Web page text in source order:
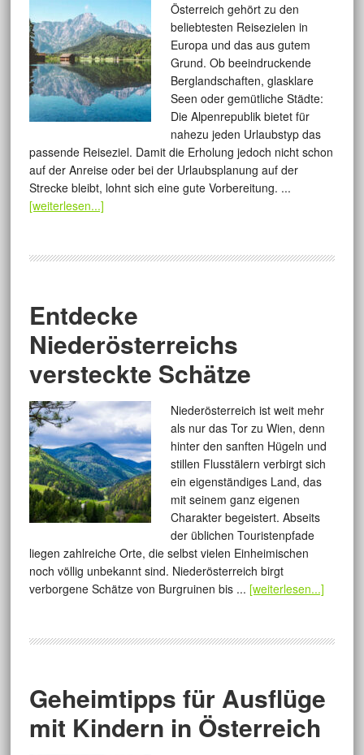
Österreich gehört zu den
beliebtesten Reisezielen in
Europa und das aus gutem
Grund. Ob beeindruckende
Berglandschaften, glasklare
Seen oder gemütliche Städte:
Die Alpenrepublik bietet für
nahezu jeden Urlaubstyp das
passende Reiseziel. Damit die Erholung jedoch nicht schon
auf der Anreise oder bei der Urlaubsplanung auf der
Strecke bleibt, lohnt sich eine gute Vorbereitung. ...
[weiterlesen...]
Entdecke
Niederösterreichs
versteckte Schätze
Niederösterreich ist weit mehr
als nur das Tor zu Wien, denn
hinter den sanften Hügeln und
stillen Flusstälern verbirgt sich
ein eigenständiges Land, das
mit seinem ganz eigenen
Charakter begeistert. Abseits
der üblichen Touristenpfade
liegen zahlreiche Orte, die selbst vielen Einheimischen
noch völlig unbekannt sind. Niederösterreich birgt
verborgene Schätze von Burgruinen bis ... [weiterlesen...]
Geheimtipps für Ausflüge
mit Kindern in Österreich